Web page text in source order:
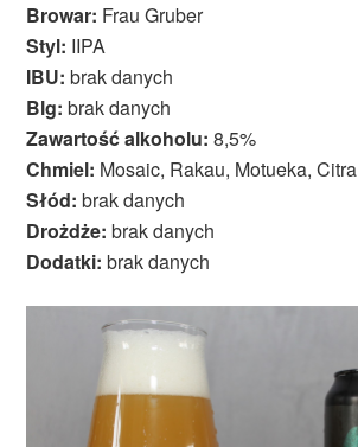
Browar: Frau Gruber
Styl: IIPA
IBU: brak danych
Blg: brak danych
Zawartość alkoholu: 8,5%
Chmiel: Mosaic, Rakau, Motueka, Citra
Słód: brak danych
Drożdże: brak danych
Dodatki: brak danych